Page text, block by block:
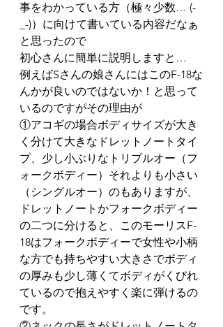
事をわかっている方（極々少数… (-
_-)）に向けて書いている内容だなぁ
と思ったので
初心さんに簡単に説明しますと…
例えばSさんの娘さんにはこのF-18な
んかが良いのではないか！と思って
いるのですがその理由が
①アコギの場合ボディサイズが大き
く分けて大きなドレットノートタイ
プ、少し小ぶりなトリプルオー（フ
ォークボディー）それよりも小さい
（シングルオー）のもありますが、
ドレットノートかフォークボディー
の二つに分けると、このモーリスF-
18はフォークボディーで女性や小柄
な方でも持ちやすい大きさでボディ
の厚みも少し薄くてボディがくびれ
ているので抱えやすく楽に弾けるの
です。